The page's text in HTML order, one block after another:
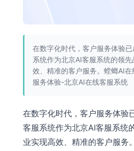
在数字化时代，客户服务体验
系统作为北京AI客服系统的领
效、精准的客户服务。螳螂AI
服务体验-北京AI在线客服系统
在数字化时代，客户服务体验
客服系统作为北京AI客服系统
业实现高效、精准的客户服务。